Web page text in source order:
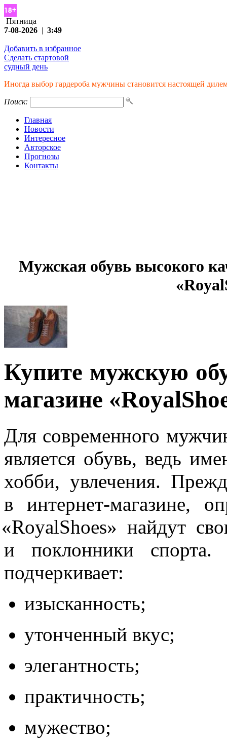
Пятница
7-08-2026 | 3:49
Добавить в избранное
Сделать стартовой
судный день
Иногда выбор гардероба мужчины становится настоящей
Поиск:
Главная
Новости
Интересное
Авторское
Прогнозы
Контакты
Мужская обувь высокого
Купите мужскую
магазине
Для современного
является обувь, ведь
хобби, увлечения.
в интернет-магазине,
«RoyalShoes» найдут
и поклонники спорта.
подчеркивает:
изысканность;
утонченный вкус;
элегантность;
практичность;
мужество;